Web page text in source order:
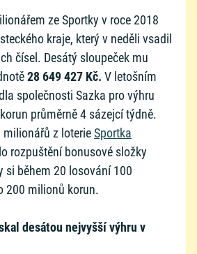
ze Sportky v roce 2018
kraje, který v neděli vsadil
čísel. Desátý sloupeček mu
28 649 427 Kč. V letošním
společnosti Sazka pro výhru
průměrně 4 sázejcí týdně.
milionářů z loterieSportka
rozpuštění bonusové složky
si během 20 losování 100
200 milionů korun.
desátou nejvyšší výhru v